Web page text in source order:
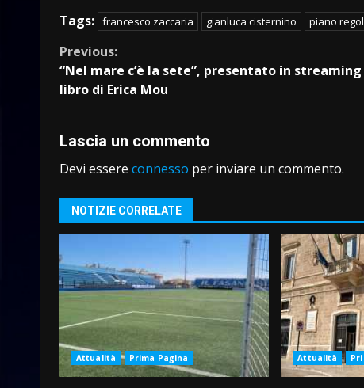
Tags: francesco zaccaria gianluca cisternino piano
Continue
Reading
Previous:
“Nel mare c’è la sete”, presentato in
libro di Erica Mou
Lascia un commento
Devi essere connesso per inviare un commento.
NOTIZIE CORRELATE
Attualità Prima Pagina Attualità